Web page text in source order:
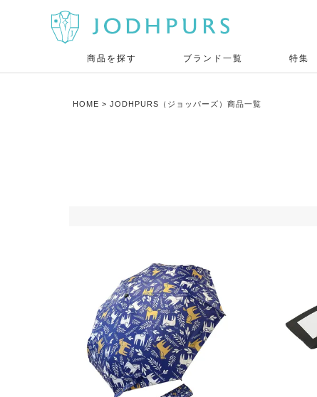
商品を探す ブランド一覧 特集
HOME JODHPURS（ジョッパーズ）商品一覧